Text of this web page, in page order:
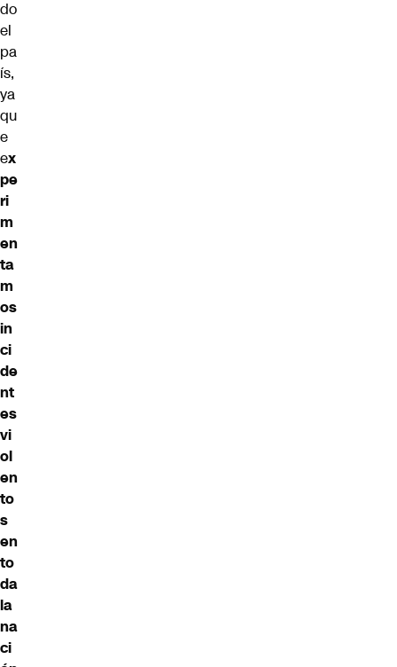
do
el
pa
ís,
ya
qu
e
ex
pe
ri
m
en
ta
m
os
in
ci
de
nt
es
vi
ol
en
to
s
en
to
da
la
na
ci